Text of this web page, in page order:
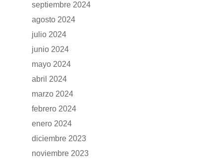
septiembre 2024
agosto 2024
julio 2024
junio 2024
mayo 2024
abril 2024
marzo 2024
febrero 2024
enero 2024
diciembre 2023
noviembre 2023